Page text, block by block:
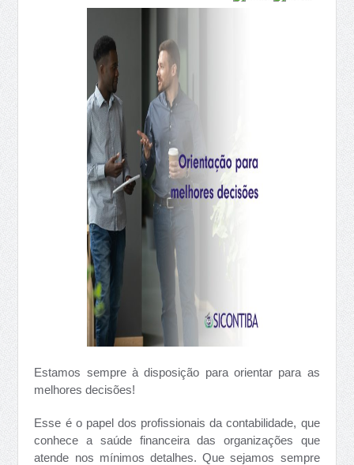
Estamos sempre à disposição para orientar para as
melhores decisões!
Esse é o papel dos profissionais da contabilidade, que
conhece a saúde financeira das organizações que
atende nos mínimos detalhes. Que sejamos sempre